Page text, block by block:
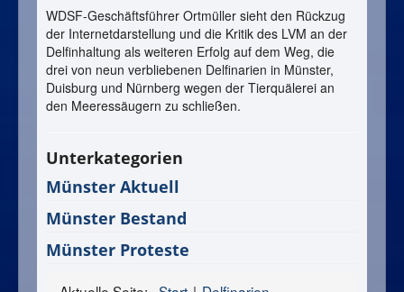
WDSF-Geschäftsführer Ortmüller sieht den Rückzug
der Internetdarstellung und die Kritik des LVM an der
Delfinhaltung als weiteren Erfolg auf dem Weg, die
drei von neun verbliebenen Delfinarien in Münster,
Duisburg und Nürnberg wegen der Tierquälerei an
den Meeressäugern zu schließen.
Unterkategorien
Münster Aktuell
Münster Bestand
Münster Proteste